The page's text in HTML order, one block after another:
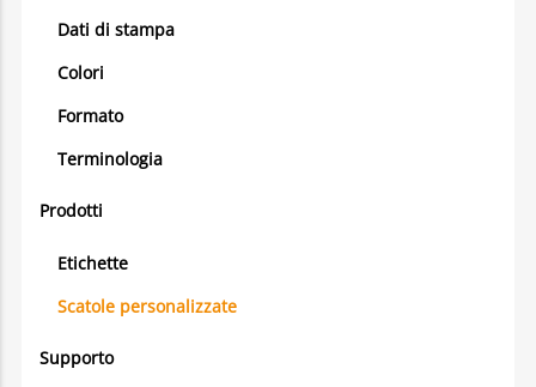
Dati di stampa
Colori
Formato
Terminologia
Prodotti
Etichette
Scatole personalizzate
Supporto